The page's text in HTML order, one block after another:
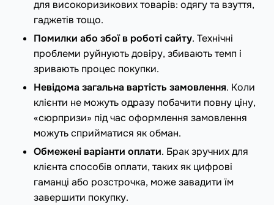
для високоризикових товарів: одягу та взуття,
гаджетів тощо.
Помилки або збої в роботі сайту. Технічні
проблеми руйнують довіру, збивають темп і
зривають процес покупки.
Невідома загальна вартість замовлення. Коли
клієнти не можуть одразу побачити повну ціну,
«сюрпризи» під час оформлення замовлення
можуть сприйматися як обман.
Обмежені варіанти оплати. Брак зручних для
клієнта способів оплати, таких як цифрові
гаманці або розстрочка, може завадити їм
завершити покупку.